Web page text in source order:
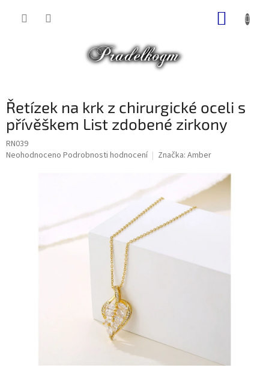
Řetízek na krk z chirurgické oceli s
přívěškem List zdobené zirkony
RN039
Průměrné
Neohodnoceno Podrobnosti hodnocení Značka: Amber